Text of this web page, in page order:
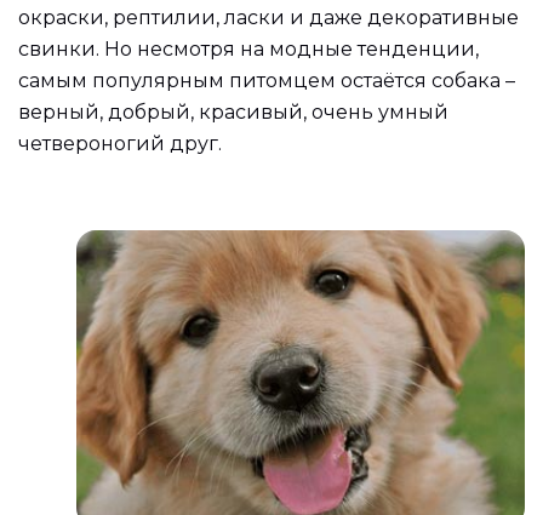
окраски, рептилии, ласки и даже декоративные
свинки. Но несмотря на модные тенденции,
самым популярным питомцем остаётся собака –
верный, добрый, красивый, очень умный
четвероногий друг.